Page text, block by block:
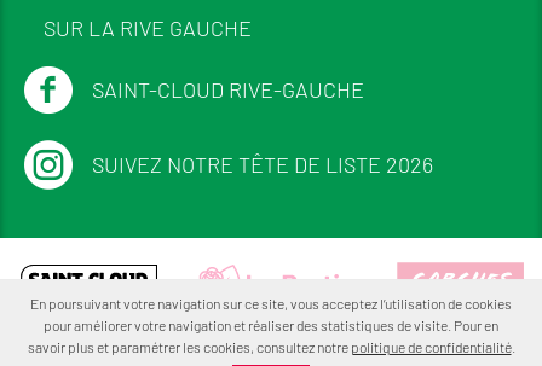
SUR LA RIVE GAUCHE
SAINT-CLOUD RIVE-GAUCHE
SUIVEZ NOTRE TÊTE DE LISTE 2026
En poursuivant votre navigation sur ce site, vous acceptez l’utilisation de cookies
pour améliorer votre navigation et réaliser des statistiques de visite. Pour en
savoir plus et paramétrer les cookies, consultez notre politique de confidentialité.